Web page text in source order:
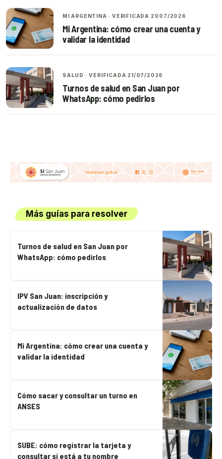
MI ARGENTINA · VERIFICADA 21/07/2026
Mi Argentina: cómo crear una cuenta y
validar la identidad
SALUD · VERIFICADA 21/07/2026
Turnos de salud en San Juan por
WhatsApp: cómo pedirlos
Más guías para resolver
Turnos de salud en San Juan por
WhatsApp: cómo pedirlos
IPV San Juan: inscripción y
actualización de datos
Mi Argentina: cómo crear una cuenta y
validar la identidad
Cómo sacar y consultar un turno en
ANSES
SUBE: cómo registrar la tarjeta y
consultar si está a tu nombre